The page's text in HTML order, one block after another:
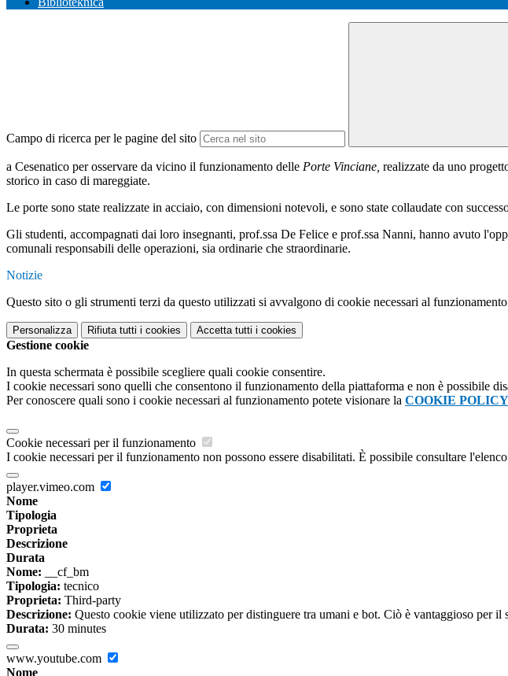
Campo di ricerca per le pagine del sito
a Cesenatico per osservare da vicino il funzionamento delle Porte Vinciane, realizzate da uno
storico in caso di mareggiate.
Le porte sono state realizzate in acciaio, con dimensioni notevoli, e sono state collaudate con
Gli studenti, accompagnati dai loro insegnanti, prof.ssa De Felice e prof.ssa Nanni, hanno avuto
comunali responsabili delle operazioni, sia ordinarie che straordinarie.
Notizie
Questo sito o gli strumenti terzi da questo utilizzati si avvalgono di cookie necessari al
Personalizza Rifiuta tutti i cookies Accetta tutti i cookies
Gestione cookie
In questa schermata è possibile scegliere quali cookie consentire.
I cookie necessari sono quelli che consentono il funzionamento della piattaforma e non è possibile
Per conoscere quali sono i cookie necessari al funzionamento potete visionare la COOKIE POLICY
Cookie necessari per il funzionamento
I cookie necessari per il funzionamento non possono essere disabilitati. È possibile consultare
player.vimeo.com
Nome
Tipologia
Proprieta
Descrizione
Durata
Nome: __cf_bm
Tipologia: tecnico
Proprieta: Third-party
Descrizione: Questo cookie viene utilizzato per distinguere tra umani e bot. Ciò è vantaggioso
Durata: 30 minutes
www.youtube.com
Nome